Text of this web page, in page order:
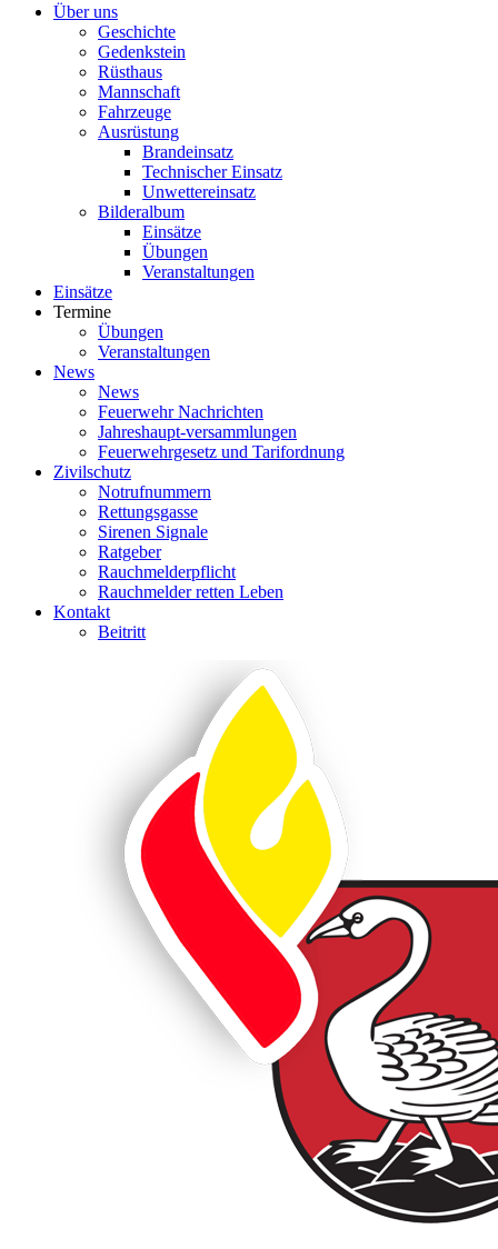
Über uns
Geschichte
Gedenkstein
Rüsthaus
Mannschaft
Fahrzeuge
Ausrüstung
Brandeinsatz
Technischer Einsatz
Unwettereinsatz
Bilderalbum
Einsätze
Übungen
Veranstaltungen
Einsätze
Termine
Übungen
Veranstaltungen
News
News
Feuerwehr Nachrichten
Jahreshaupt-versammlungen
Feuerwehrgesetz und Tarifordnung
Zivilschutz
Notrufnummern
Rettungsgasse
Sirenen Signale
Ratgeber
Rauchmelderpflicht
Rauchmelder retten Leben
Kontakt
Beitritt